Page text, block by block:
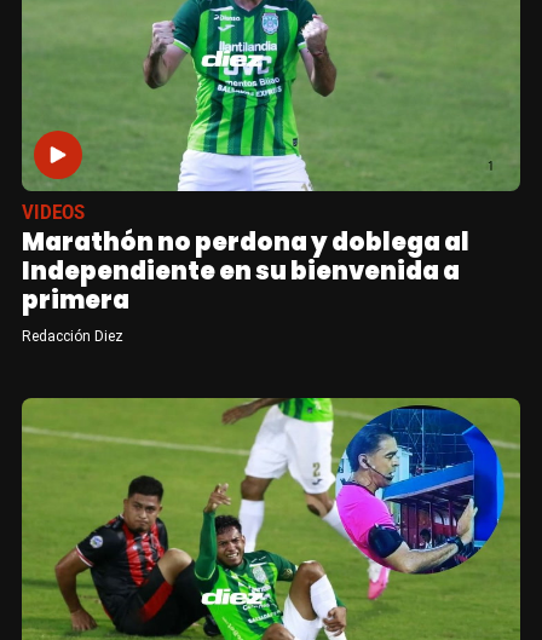
VIDEOS
Marathón no perdona y doblega al
Independiente en su bienvenida a
primera
Redacción Diez